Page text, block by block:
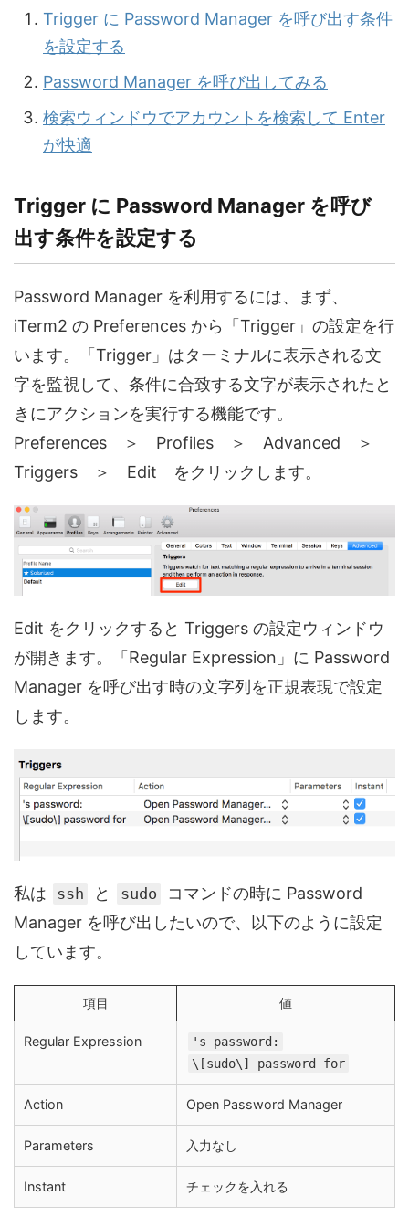
Trigger に Password Manager を呼び出す条件
を設定する
Password Manager を呼び出してみる
検索ウィンドウでアカウントを検索して Enter
が快適
Trigger に Password Manager を呼び
出す条件を設定する
Password Manager を利用するには、まず、
iTerm2 の Preferences から「Trigger」の設定を行
います。「Trigger」はターミナルに表示される文
字を監視して、条件に合致する文字が表示されたと
きにアクションを実行する機能です。
Preferences ＞ Profiles ＞ Advanced ＞
Triggers ＞ Edit をクリックします。
Edit をクリックすると Triggers の設定ウィンドウ
が開きます。「Regular Expression」に Password
Manager を呼び出す時の文字列を正規表現で設定
します。
私は ssh と sudo
コマンドの時に Password
Manager を呼び出したいので、以下のように設定
しています。
項目 値
Regular Expression
's password:
\[sudo\] password for
Action Open Password Manager
Parameters 入力なし
Instant チェックを入れる